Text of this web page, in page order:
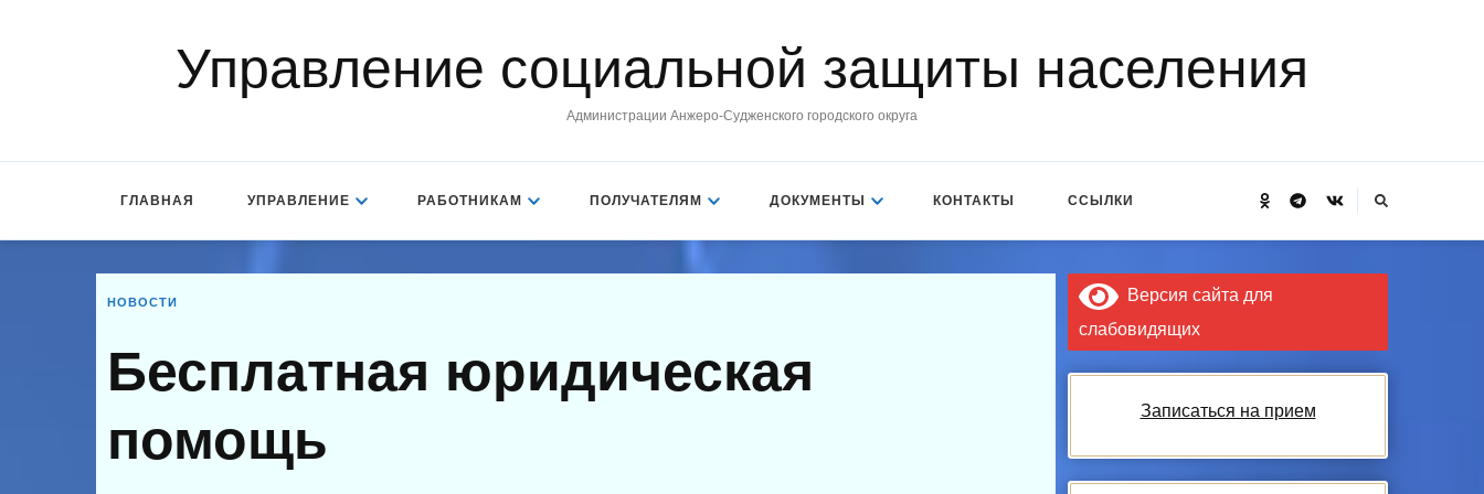
Управление социальной защиты населения
Администрации Анжеро-Судженского городского округа
ГЛАВНАЯ УПРАВЛЕНИЕ РАБОТНИКАМ ПОЛУЧАТЕЛЯМ ДОКУМЕНТЫ КОНТАКТЫ ССЫЛКИ
что-
НОВОСТИ
Бесплатная юридическая
помощь
Версия сайта для
слабовидящих
Записаться на прием